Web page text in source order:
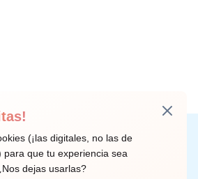
Correo electrónico
(¡las digitales, no las de
para que tu experiencia sea
dejas usarlas?